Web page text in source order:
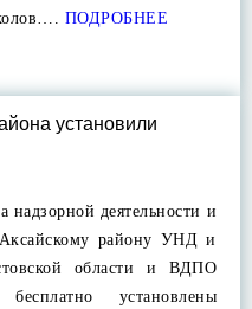
ПОДРОБНЕЕ
установили
надзорной деятельности и
району УНД и
области и ВДПО
установлены